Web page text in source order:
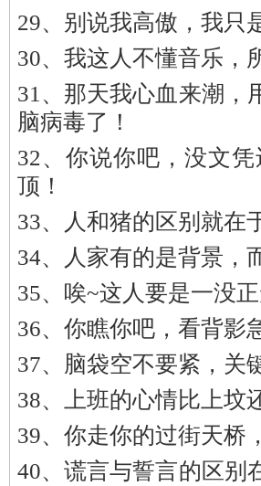
29、别说我高傲，我只
30、我这人不懂音乐，
31、那天我心血来潮，
脑病毒了！
32、你说你吧，没文
顶！
33、人和猪的区别就在
34、人家有的是背景，
35、唉~这人要是一没
36、你瞧你吧，看背影
37、脑袋空不要紧，关
38、上班的心情比上坟
39、你走你的过街天桥
40、谎言与誓言的区别